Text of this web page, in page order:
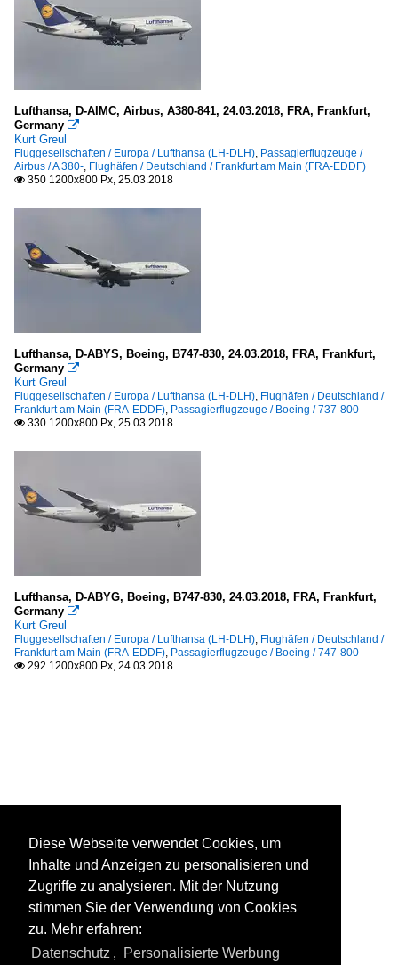
Lufthansa, D-AIMC, Airbus, A380-841, 24.03.2018, FRA, Frankfurt,
Germany 
Kurt Greul
Fluggesellschaften / Europa / Lufthansa (LH-DLH), Passagierflugzeuge /
Airbus / A 380-, Flughäfen / Deutschland / Frankfurt am Main (FRA-EDDF)
 350 1200x800 Px, 25.03.2018
Lufthansa, D-ABYS, Boeing, B747-830, 24.03.2018, FRA, Frankfurt,
Germany 
Kurt Greul
Fluggesellschaften / Europa / Lufthansa (LH-DLH), Flughäfen / Deutschland /
Frankfurt am Main (FRA-EDDF), Passagierflugzeuge / Boeing / 737-800
 330 1200x800 Px, 25.03.2018
Lufthansa, D-ABYG, Boeing, B747-830, 24.03.2018, FRA, Frankfurt,
Germany 
Kurt Greul
Fluggesellschaften / Europa / Lufthansa (LH-DLH), Flughäfen / Deutschland /
Frankfurt am Main (FRA-EDDF), Passagierflugzeuge / Boeing / 747-800
 292 1200x800 Px, 24.03.2018
Diese Webseite verwendet Cookies, um
Inhalte und Anzeigen zu personalisieren und
Zugriffe zu analysieren. Mit der Nutzung
stimmen Sie der Verwendung von Cookies
zu. Mehr erfahren:
Datenschutz , Personalisierte Werbung